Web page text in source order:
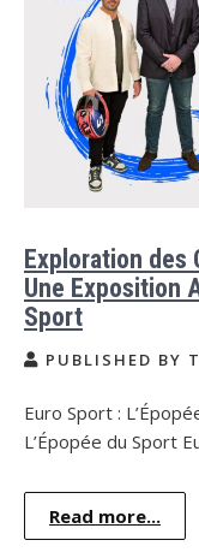
Exploration des
Une Exposition
Sport
PUBLISHED BY
Euro Sport :
L’Épopée du Sport
Read more...